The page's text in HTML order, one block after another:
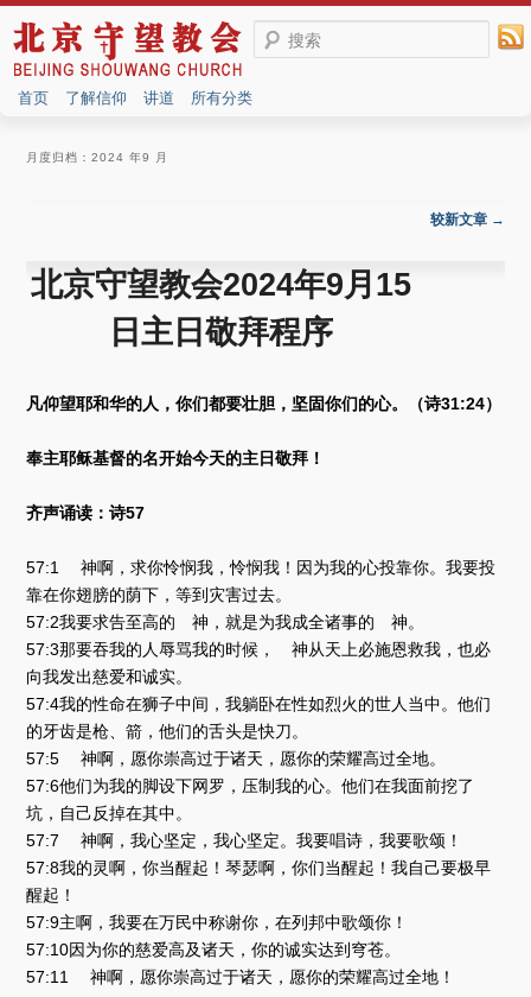
搜索
首页 了解信仰 讲道 所有分类
月度归档：2024 年9 月
较新文章 →
北京守望教会2024年9月15
日主日敬拜程序
凡仰望耶和华的人，你们都要壮胆，坚固你们的心。（诗31:24）
奉主耶稣基督的名开始今天的主日敬拜！
齐声诵读：诗57
57:1 神啊，求你怜悯我，怜悯我！因为我的心投靠你。我要投
靠在你翅膀的荫下，等到灾害过去。
57:2我要求告至高的 神，就是为我成全诸事的 神。
57:3那要吞我的人辱骂我的时候， 神从天上必施恩救我，也必
向我发出慈爱和诚实。
57:4我的性命在狮子中间，我躺卧在性如烈火的世人当中。他们
的牙齿是枪、箭，他们的舌头是快刀。
57:5 神啊，愿你崇高过于诸天，愿你的荣耀高过全地。
57:6他们为我的脚设下网罗，压制我的心。他们在我面前挖了
坑，自己反掉在其中。
57:7 神啊，我心坚定，我心坚定。我要唱诗，我要歌颂！
57:8我的灵啊，你当醒起！琴瑟啊，你们当醒起！我自己要极早
醒起！
57:9主啊，我要在万民中称谢你，在列邦中歌颂你！
57:10因为你的慈爱高及诸天，你的诚实达到穹苍。
57:11 神啊，愿你崇高过于诸天，愿你的荣耀高过全地！